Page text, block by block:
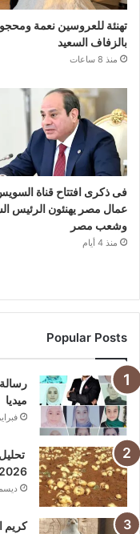
تهنئة للعروسين نعمة
بالزفاف السعيد
منذ 8 ساعات
فى ذكرى افتتاح قناة
عمال مصر يهنئون الرئيس
وشعب مصر
منذ 4 أيام
Popular Posts
ميديا
فبراير 7, 2024
2026
ديسمبر
كريم